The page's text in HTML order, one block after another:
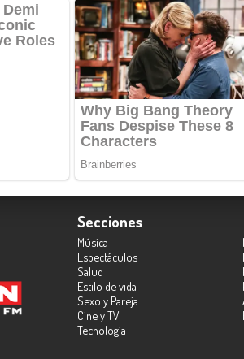
Secciones
Música
Espectáculos
Salud
Estilo de vida
Sexo y Pareja
Cine y TV
Tecnología